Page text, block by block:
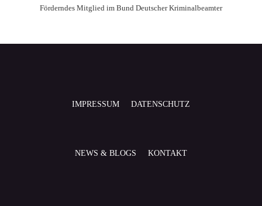
Förderndes Mitglied im Bund Deutscher Kriminalbeamter
IMPRESSUM DATENSCHUTZ
NEWS & BLOGS KONTAKT